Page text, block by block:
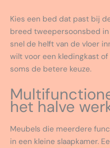
Kies een bed dat past bij
breed tweepersoonsbed
snel de helft van de vloer
wilt voor een kledingkast
soms de betere keuze.
het halve
Meubels die meerdere
in een kleine slaapkamer.